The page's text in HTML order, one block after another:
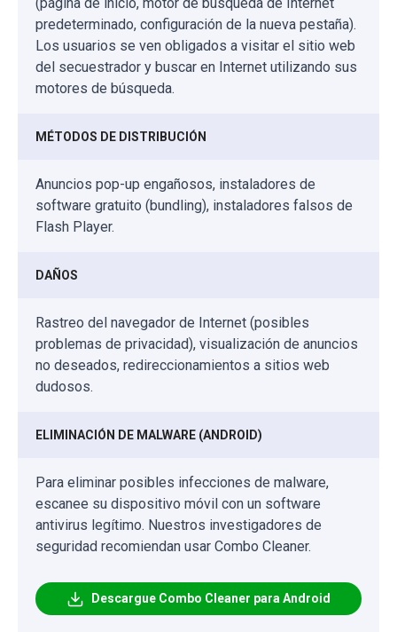
predeterminado, configuración de la nueva pestaña).
Los usuarios se ven obligados a visitar el sitio web
del secuestrador y buscar en Internet utilizando sus
motores de búsqueda.
MÉTODOS DE DISTRIBUCIÓN
Anuncios pop-up engañosos, instaladores de
software gratuito (bundling), instaladores falsos de
Flash Player.
DAÑOS
Rastreo del navegador de Internet (posibles
problemas de privacidad), visualización de anuncios
no deseados, redireccionamientos a sitios web
dudosos.
ELIMINACIÓN DE MALWARE (ANDROID)
Para eliminar posibles infecciones de malware,
escanee su dispositivo móvil con un software
antivirus legítimo. Nuestros investigadores de
seguridad recomiendan usar Combo Cleaner.
Descargue Combo Cleaner para Android